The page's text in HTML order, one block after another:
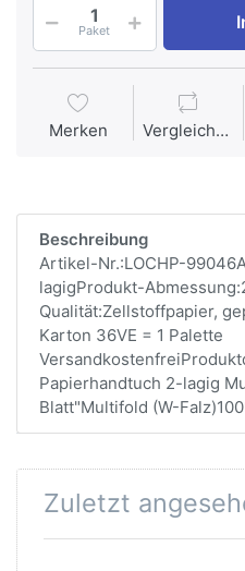
Paket
Merken Vergleichen
Beschreibung
Artikel-Nr.:LOCHP-
lagigProdukt-
Qualität:Zellstoffpapier,
Karton 36VE = 1 Palette
Papierhandtuch 2-lagig
Blatt"Multifold (W-
Zuletzt